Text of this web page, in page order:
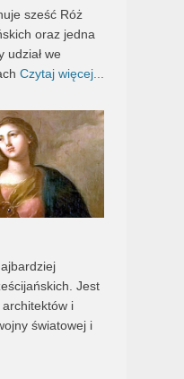
sześć Róż
oraz jedna
udział we
Czytaj więcej...
Jest
i
światowej i